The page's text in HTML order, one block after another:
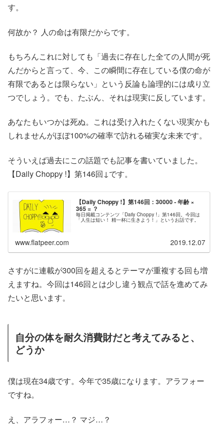
す。
何故か？ 人の命は有限だからです。
もちろんこれに対しても「過去に存在した全ての人間が死
んだからと言って、今、この瞬間に存在している僕の命が
有限であるとは限らない」という反論も論理的には成り立
つでしょう。でも、たぶん、それは現実に反しています。
あなたもいつかは死ぬ。これは受け入れたくない現実かも
しれませんがほぼ100%の確率で訪れる確実な未来です。
そういえば過去にこの話題でも記事を書いていました。
【Daily Choppy !】第146回↓です。
【Daily Choppy !】第146回：30000 - 年齢 ×
365 = ？
毎日掲載コンテンツ「Daily Choppy !」第146回。今回は
「人生は短い！ 精一杯に生きよう！」というお話です。
www.flatpeer.com 2019.12.07
さすがに連載が300回を超えるとテーマが重複する回も増
えますね。今回は146回とは少し違う観点で話を進めてみ
たいと思います。
自分の体を耐久消費財だと考えてみると、
どうか
僕は現在34歳です。今年で35歳になります。アラフォー
ですね。
え、アラフォー…？ マジ…？